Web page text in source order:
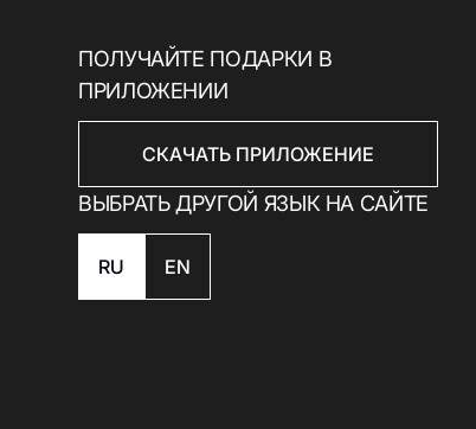
ПОЛУЧАЙТЕ ПОДАРКИ В
ПРИЛОЖЕНИИ
СКАЧАТЬ ПРИЛОЖЕНИЕ
ВЫБРАТЬ ДРУГОЙ ЯЗЫК НА САЙТЕ
RU EN